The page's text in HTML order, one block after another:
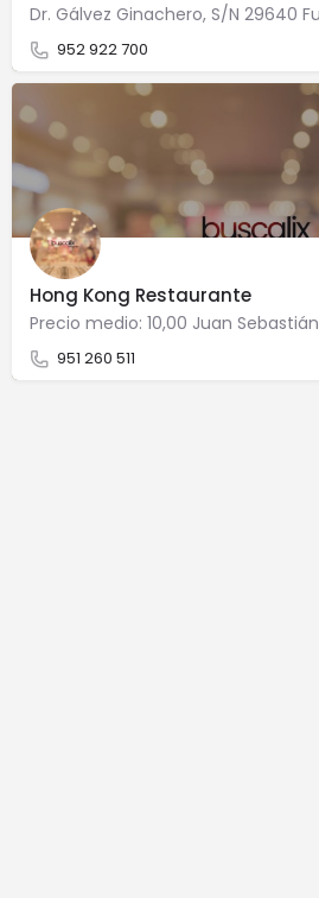
Dr. Gálvez Ginachero, S/N 29640
952 922 700
Hong Kong Restaurante
951 260 511